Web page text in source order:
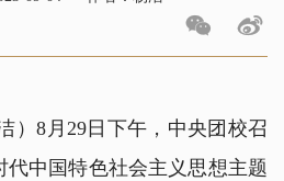
洁）8月29日下午，中央团校召
中国特色社会主义思想主题